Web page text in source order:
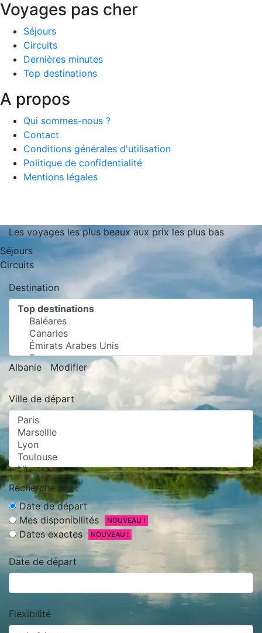
Voyages pas cher
Séjours
Circuits
Dernières minutes
Top destinations
A propos
Qui sommes-nous ?
Contact
Conditions générales d'utilisation
Politique de confidentialité
Mentions légales
Les voyages les plus beaux aux prix les plus bas
Séjours
Circuits
Destination
Albanie Modifier
Ville de départ
Recherche par :
Date de départ
Mes disponibilités
NOUVEAU !
Dates exactes NOUVEAU !
Date de départ
Flexibilité